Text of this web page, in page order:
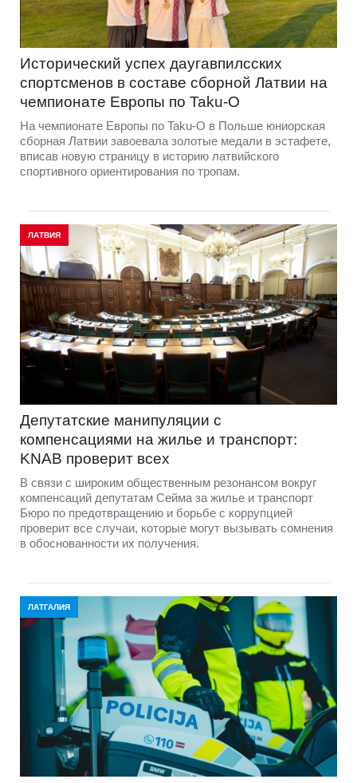
Исторический успех даугавпилсских
спортсменов в составе сборной Латвии на
чемпионате Европы по Taku-O
На чемпионате Европы по Taku-O в Польше юниорская
сборная Латвии завоевала золотые медали в эстафете,
вписав новую страницу в историю латвийского
спортивного ориентирования по тропам.
ЛАТВИЯ
Депутатские манипуляции с
компенсациями на жилье и транспорт:
KNAB проверит всех
В связи с широким общественным резонансом вокруг
компенсаций депутатам Сейма за жилье и транспорт
Бюро по предотвращению и борьбе с коррупцией
проверит все случаи, которые могут вызывать сомнения
в обоснованности их получения.
ЛАТГАЛИЯ